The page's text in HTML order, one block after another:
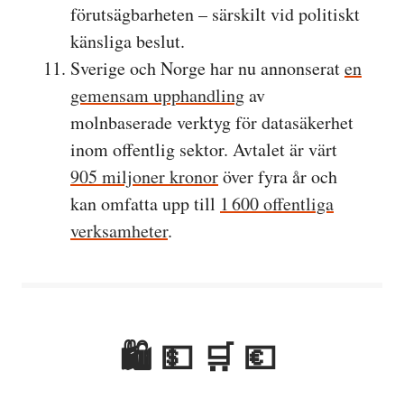
förutsägbarheten – särskilt vid politiskt
känsliga beslut.
Sverige och Norge har nu annonseraten
gemensam upphandlingav
molnbaserade verktyg för datasäkerhet
inom offentlig sektor. Avtalet är värt
905 miljoner kronoröver fyra år och
kan omfatta upp till 1 600 offentliga
verksamheter.
🛍 💵 🛒 💶